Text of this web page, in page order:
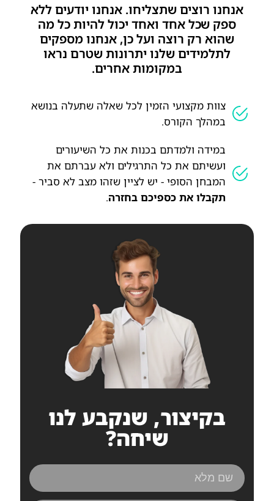
אנחנו רוצים שתצליחו. אנחנו יודעים ללא
ספק שכל אחד ואחד יכול להיות כל מה
שהוא רק רוצה ועל כן, אנחנו מספקים
לתלמידים שלנו יתרונות שטרם נראו
במקומות אחרים.
צוות מקצועי הזמין לכל שאלה שתעלה בנושא
במהלך הקורס.
במידה ולמדתם בכנות את כל השיעורים
ועשיתם את כל התרגילים ולא עברתם את
המבחן הסופי - יש לציין שזהו מצב לא סביר -
תקבלו את כספיכם בחזרה.
בקיצור, שנקבע לנו
שיחה?